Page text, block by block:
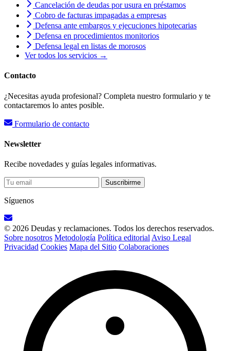
Cancelación de deudas por usura en préstamos
Cobro de facturas impagadas a empresas
Defensa ante embargos y ejecuciones hipotecarias
Defensa en procedimientos monitorios
Defensa legal en listas de morosos
Ver todos los servicios →
Contacto
¿Necesitas ayuda profesional? Completa nuestro formulario y te
contactaremos lo antes posible.
Formulario de contacto
Newsletter
Recibe novedades y guías legales informativas.
Suscribirme
Síguenos
© 2026 Deudas y reclamaciones. Todos los derechos reservados.
Sobre nosotros Metodología Política editorial Aviso Legal
Privacidad Cookies Mapa del Sitio Colaboraciones